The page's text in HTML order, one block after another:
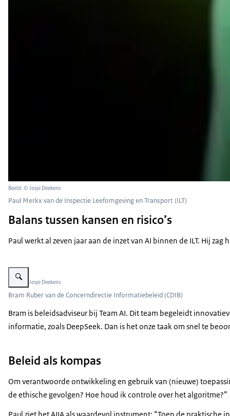
Beeld: © Josje Deekens
Paul Merkx van de Inspectie Leefomgeving en Transport (ILT)
Balans tussen kansen en risico’s
Paul werkt al zeven jaar aan de inzet van AI binnen de ILT. Hij
Vergroot afbeelding Bram Ruber van de Concerndirectie Informatiebeleid
Beeld: © Josje Deekens
Bram Ruber van de Concerndirectie Informatiebeleid (CDIB)
Bram is beleidsadviseur bij Team AI. Dit team begeleidt
informatie, zoals DeepSeek. Dan is het onze taak om snel te
Beleid als kompas
Om verantwoorde ontwikkeling en gebruik van (nieuwe)
de ethische gevolgen? Hoe houd ik controle over het algoritme?”